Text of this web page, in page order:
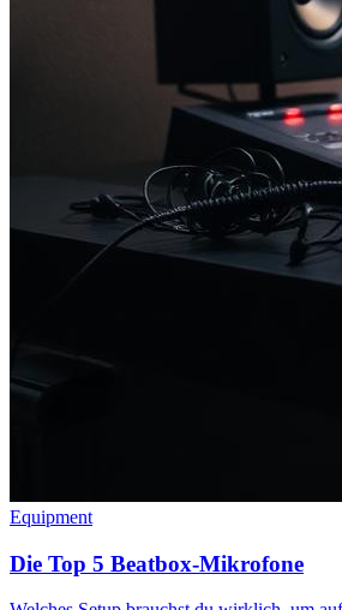
Equipment
Die Top 5 Beatbox-Mikrofone